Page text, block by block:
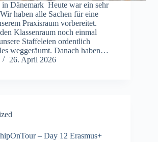
in Dänemark Heute war ein sehr
haben alle Sachen für eine
Praxisraum vorbereitet.
Klassenraum noch einmal
Staffeleien ordentlich
weggeräumt. Danach haben…
26. April 2026
– Day 12 Erasmus+